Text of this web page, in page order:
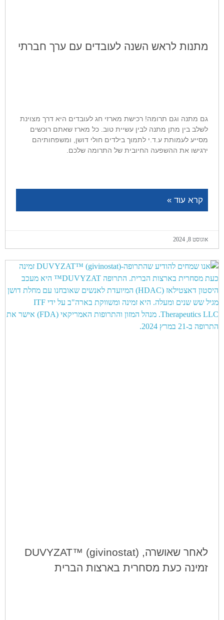
מתנות לראש השנה לעובדים עם ערך חברתי
גם מתנה וגם תרומה! רכישת מארזי חג לעובדים היא דרך מצוינת
לשלב בין מתן מתנה לבין עשיית טוב. כל מארז שאתם רוכשים
מסייע לעמותת ע.ד.י לתמוך בילדים חולי דושן, ומשפחותיהם
ירגישו את ההשפעה החיובית של התרומה שלכם.
קרא עוד »
אוגוסט 8, 2024
לאחר שאושרה, DUVYZAT™ (givinostat)
זמינה כעת מסחרית בארצות הברית